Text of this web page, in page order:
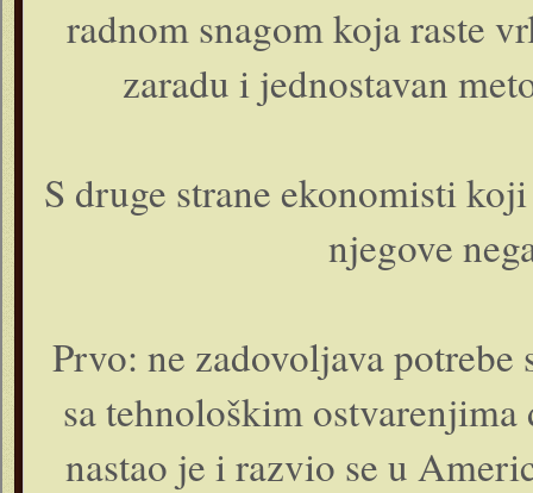
radnom snagom koja raste
zaradu i jednostavan
S druge strane ekonomisti
njegove
Prvo: ne zadovoljava
sa tehnološkim
nastao je i razvio se u